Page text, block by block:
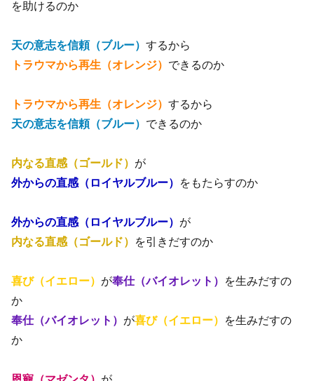
を助けるのか
天の意志を信頼（ブルー）するから
トラウマから再生（オレンジ） できるのか
トラウマから再生（オレンジ）するから
天の意志を信頼（ブルー） できるのか
内なる直感（ゴールド） が
外からの直感（ロイヤルブルー） をもたらすのか
外からの直感（ロイヤルブルー） が
内なる直感（ゴールド） を引きだすのか
喜び（イエロー） が奉仕（バイオレット） を生みだすの
か
奉仕（バイオレット） が喜び（イエロー） を生みだすの
か